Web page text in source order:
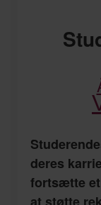
deres
fortsætte et